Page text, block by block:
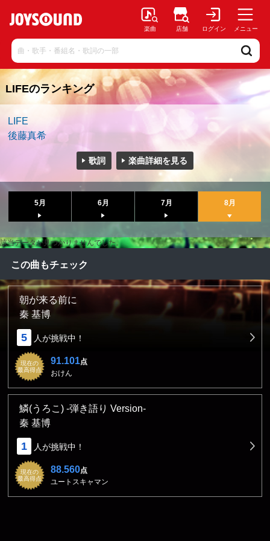
楽曲 店舗 ログイン メニュー
LIFEのランキング
LIFE
後藤真希
歌詞 楽曲詳細を見る
5月 6月 7月 8月
該当データが見つかりませんでした。
この曲もチェック
朝が来る前に
秦 基博
5 人が挑戦中！
現在の
最高得点
91.101点
おけん
鱗(うろこ) -弾き語り Version-
秦 基博
1 人が挑戦中！
現在の
最高得点
88.560点
ユートスキャマン